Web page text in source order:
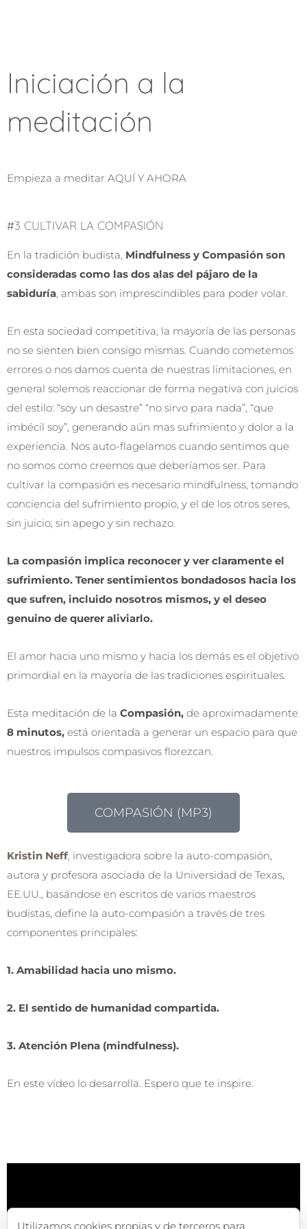
Iniciación a la
meditación
Empieza a meditar AQUÍ Y AHORA
#3 CULTIVAR LA COMPASIÓN
En la tradición budista, Mindfulness y Compasión son
consideradas como las dos alas del pájaro de la
sabiduría , ambas son imprescindibles para poder volar.
En esta sociedad competitiva, la mayoría de las personas
no se sienten bien consigo mismas. Cuando cometemos
errores o nos damos cuenta de nuestras limitaciones, en
general solemos reaccionar de forma negativa con juicios
del estilo: “soy un desastre” “no sirvo para nada”, “que
imbécil soy”, generando aún mas sufrimiento y dolor a la
experiencia. Nos auto-flagelamos cuando sentimos que
no somos como creemos que deberíamos ser. Para
cultivar la compasión es necesario mindfulness, tomando
conciencia del sufrimiento propio, y el de los otros seres,
sin juicio, sin apego y sin rechazo.
La compasión implica reconocer y ver claramente el
sufrimiento. Tener sentimientos bondadosos hacia los
que sufren, incluido nosotros mismos, y el deseo
genuino de querer aliviarlo.
El amor hacia uno mismo y hacia los demás es el objetivo
primordial en la mayoría de las tradiciones espirituales.
Esta meditación de la Compasión, de aproximadamente
8 minutos, está orientada a generar un espacio para que
nuestros impulsos compasivos florezcan.
COMPASIÓN (MP3)
Kristin Neff, investigadora sobre la auto-compasión,
autora y profesora asociada de la Universidad de Texas,
EE.UU., basándose en escritos de varios maestros
budistas, define la auto-compasión a través de tres
componentes principales:
1. Amabilidad hacia uno mismo.
2. El sentido de humanidad compartida.
3. Atención Plena (mindfulness).
En este vídeo lo desarrolla. Espero que te inspire.
Utilizamos cookies propias y de terceros para